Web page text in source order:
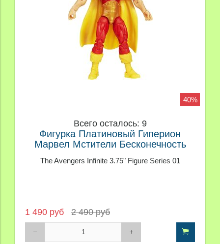
40%
Всего осталось: 9
Фигурка Платиновый Гиперион
Марвел Мстители Бесконечность
The Avengers Infinite 3.75" Figure Series 01
1 490 руб 2 490 руб